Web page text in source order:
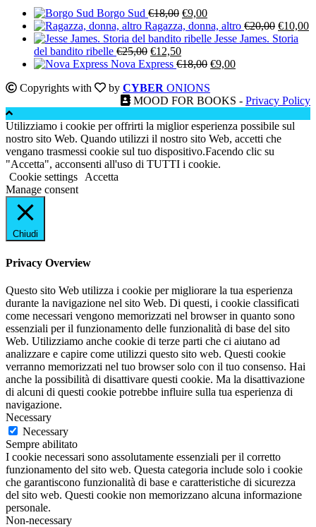
Borgo Sud €18,00 Il
prezzo
originale
€18,00.
€9,00Il
prezzo
attuale
€9,00.
Ragazza, donna, altro €20,00 Il
prezzo
€10,00Il
Jesse James. Storia
del bandito ribelle €25,00 Il
prezzo
era:
€25,00.
€12,50Il
prezzo
è:
€12,50.
Nova Express €18,00 Il
era:
€9,00Il
è:
Copyrights with by CYBER ONIONS
MOOD FOR BOOKS - Privacy Policy
Utilizziamo i cookie per offrirti la miglior esperienza possibile sul
nostro sito Web. Quando utilizzi il nostro sito Web, accetti che
vengano trasmessi cookie sul tuo dispositivo.Facendo clic su
"Accetta", acconsenti all'uso di TUTTI i cookie.
Cookie settings
Accetta
Manage consent
Chiudi
Privacy Overview
Questo sito Web utilizza i cookie per migliorare la tua esperienza
durante la navigazione nel sito Web. Di questi, i cookie classificati
come necessari vengono memorizzati nel browser in quanto sono
essenziali per il funzionamento delle funzionalità di base del sito
Web. Utilizziamo anche cookie di terze parti che ci aiutano ad
analizzare e capire come utilizzi questo sito web. Questi cookie
verranno memorizzati nel tuo browser solo con il tuo consenso. Hai
anche la possibilità di disattivare questi cookie. Ma la disattivazione
di alcuni di questi cookie potrebbe influire sulla tua esperienza di
navigazione.
Necessary
Necessary
Sempre abilitato
I cookie necessari sono assolutamente essenziali per il corretto
funzionamento del sito web. Questa categoria include solo i cookie
che garantiscono funzionalità di base e caratteristiche di sicurezza
del sito web. Questi cookie non memorizzano alcuna informazione
personale.
Non-necessary